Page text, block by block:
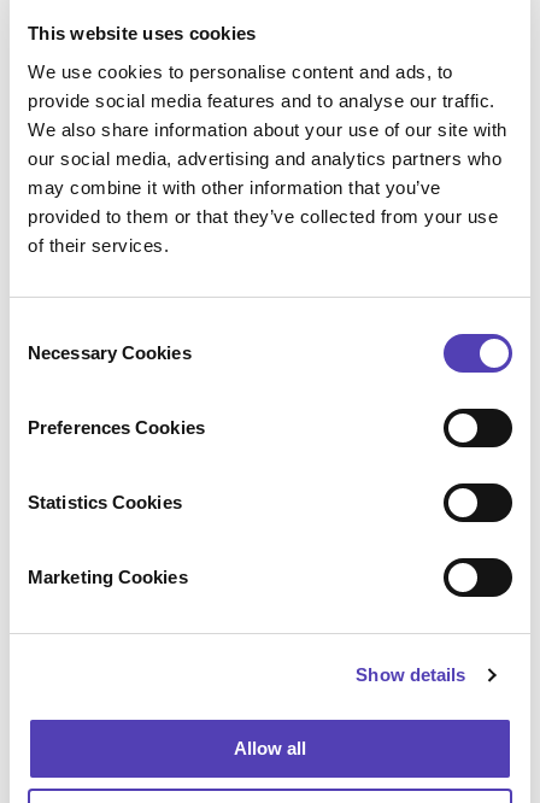
This website uses cookies
We use cookies to personalise content and ads, to
provide social media features and to analyse our traffic.
We also share information about your use of our site with
our social media, advertising and analytics partners who
may combine it with other information that you’ve
provided to them or that they’ve collected from your use
of their services.
Necessary Cookies
Preferences Cookies
Statistics Cookies
Marketing Cookies
Show details
Allow all
prendre des décisions plus rapidement. Près d’un
intellectuelle dans plus de 150 pays utilisent
ANAQUA pour assurer la gestion d’actifs
intellectuels d’une valeur de plus d’un milliard de
dollars. Nombre de marques les plus connues et de
produits les plus innovants ont été conceptualisés,
évalués, protégés et monétisés grâce à la
dont le siège social se trouve à Boston, aux États-
Unis. Elle dispose de bureaux importants en Europe,
situés à Londres au Royaume-Uni et à Pau en France,
d’Amérique du Nord, d’Asie et d’Europe. L’expertise
associée à notre méthodologie éprouvée de mise en
service, vous fournit des solutions réussies dans les
Press Contact
+1 (617) 375 2626
WORDUP PR